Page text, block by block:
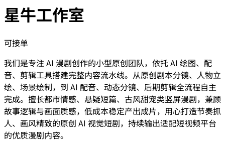
星牛工作室
可接单
我们是专注 AI 漫剧创作的小型原创团队，依托 AI 绘图、配
音、剪辑工具搭建完整内容流水线。从原创剧本分镜、人物立
绘、场景绘制，到 AI 配音、动态分镜、后期剪辑全流程自主
完成。擅长都市情感、悬疑短篇、古风甜宠类竖屏漫剧，兼顾
故事逻辑与画面质感，低成本稳定产出成片，用心打造节奏抓
人、画风精致的原创 AI 视觉短剧，持续输出适配短视频平台
的优质漫剧内容。